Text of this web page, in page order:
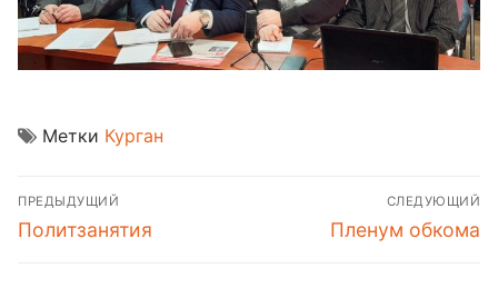
Метки Курган
Навигация
по
ПРЕДЫДУЩИЙ
Предыдущая
Политзанятия
СЛЕДУЮЩИЙ
Следующая
Пленум обкома